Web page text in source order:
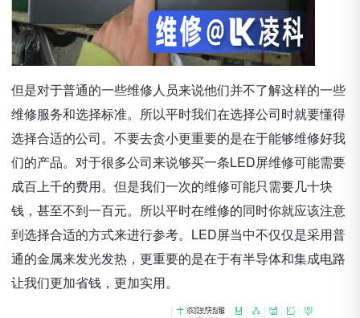
但是对于普通的一些维修人员来说他们并不了解这样的一些
维修服务和选择标准。所以平时我们在选择公司时就要懂得
选择合适的公司。不要去贪小更重要的是在于能够维修好我
们的产品。对于很多公司来说够买一条LED屏维修可能需要
成百上千的费用。但是我们一次的维修可能只需要几十块
钱，甚至不到一百元。所以平时在维修的同时你就应该注意
到选择合适的方式来进行参考。LED屏当中不仅仅是采用普
通的金属来发光发热，更重要的是在于有半导体和集成电路
让我们更加省钱，更加实用。